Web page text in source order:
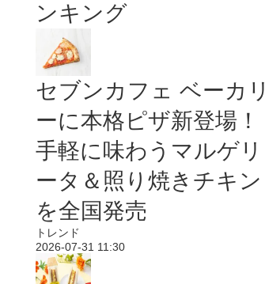
ンキング
セブンカフェ ベーカリ
ーに本格ピザ新登場！
手軽に味わうマルゲリ
ータ＆照り焼きチキン
を全国発売
トレンド
2026-07-31 11:30